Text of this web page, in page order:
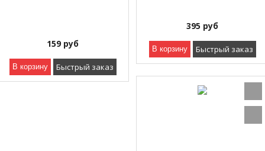
159 руб
В корзину Быстрый заказ
395 руб
В корзину Быстрый заказ